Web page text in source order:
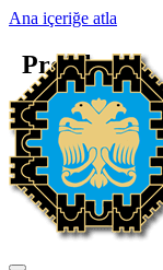
Ana içeriğe atla
Projeler
Ana SayfaProjeler
İlçeye Göre - Tümü -